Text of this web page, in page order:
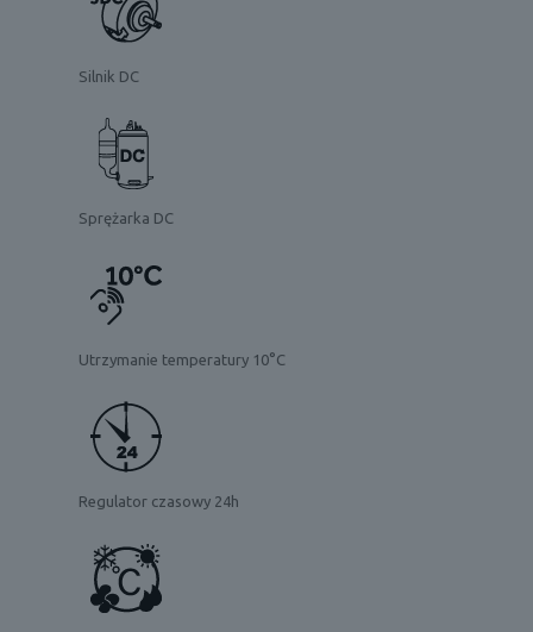
Silnik DC
Sprężarka DC
Utrzymanie temperatury 10°C
Regulator czasowy 24h